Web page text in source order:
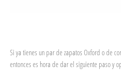
Si ya tienes un par de zapatos Oxford o de
entonces es hora de dar el siguiente paso y